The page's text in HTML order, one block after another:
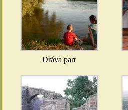
Dráva part